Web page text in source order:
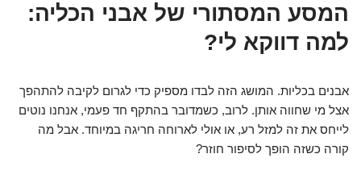
המסע המסתורי של אבני הכליה:
למה דווקא לי?
אבנים בכליות. המושג הזה לבדו מספיק כדי לגרום לקיבה להתהפך
אצל מי שחווה אותן. לרוב, כשמדובר בהתקף חד פעמי, אנחנו נוטים
לייחס את זה למזל רע, או אולי לארוחה חריגה במיוחד. אבל מה
קורה כשזה הופך לסיפור חוזר?